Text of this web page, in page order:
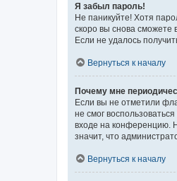
Я забыл пароль!
Не паникуйте! Хотя
скоро вы снова сможете
Если не удалось
Вернуться к началу
Почему мне
Если вы не отметили
не смог
входе на конференцию.
значит, что
Вернуться к началу